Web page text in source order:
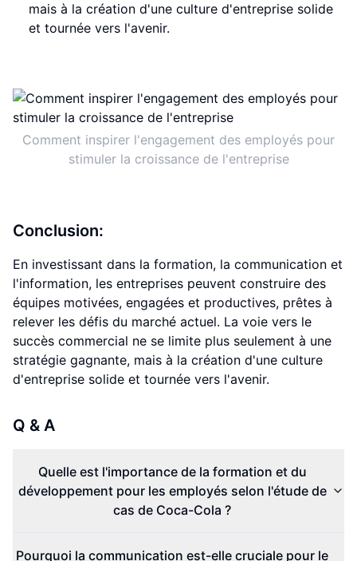
mais à la création d'une culture d'entreprise solide
et tournée vers l'avenir.
Comment inspirer l'engagement des employés pour
stimuler la croissance de l'entreprise
Conclusion:
En investissant dans la formation, la communication et
l'information, les entreprises peuvent construire des
équipes motivées, engagées et productives, prêtes à
relever les défis du marché actuel. La voie vers le
succès commercial ne se limite plus seulement à une
stratégie gagnante, mais à la création d'une culture
d'entreprise solide et tournée vers l'avenir.
Q & A
Quelle est l'importance de la formation et du
développement pour les employés selon l'étude de
cas de Coca-Cola ?
Pourquoi la communication est-elle cruciale pour le